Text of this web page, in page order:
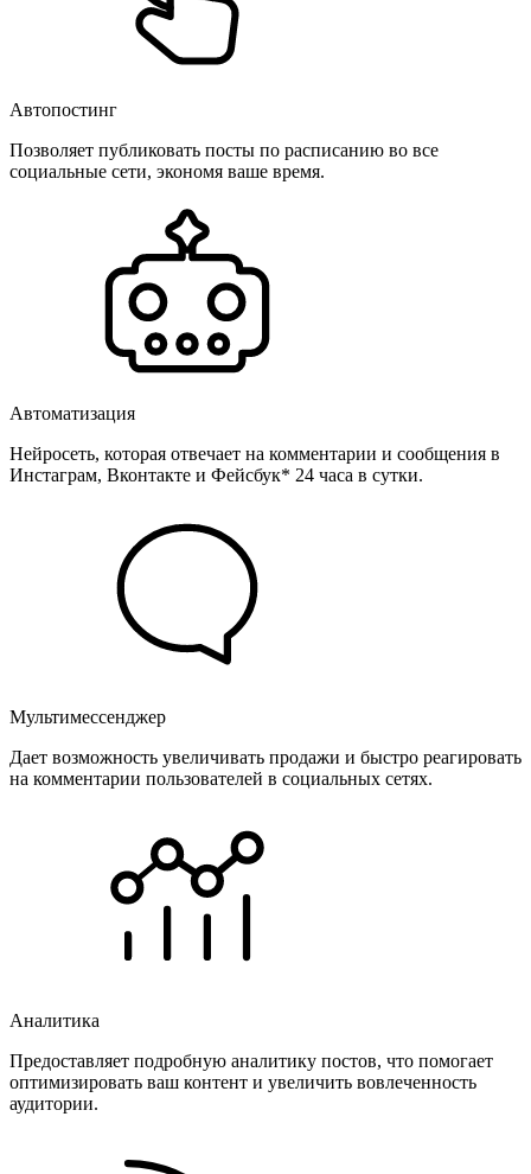
Автопостинг
Позволяет публиковать посты по расписанию во все
социальные сети, экономя ваше время.
Автоматизация
Нейросеть, которая отвечает на комментарии и сообщения в
Инстаграм, Вконтакте и Фейсбук* 24 часа в сутки.
Мультимессенджер
Дает возможность увеличивать продажи и быстро реагировать
на комментарии пользователей в социальных сетях.
Аналитика
Предоставляет подробную аналитику постов, что помогает
оптимизировать ваш контент и увеличить вовлеченность
аудитории.